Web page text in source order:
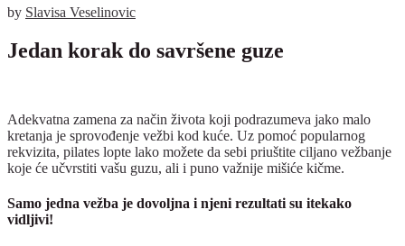
by Slavisa Veselinovic
Jedan korak do savršene guze
Adekvatna zamena za način života koji podrazumeva jako malo
kretanja je sprovođenje vežbi kod kuće. Uz pomoć popularnog
rekvizita, pilates lopte lako možete da sebi priuštite ciljano vežbanje
koje će učvrstiti vašu guzu, ali i puno važnije mišiće kičme.
Samo jedna vežba je dovoljna i njeni rezultati su itekako
vidljivi!